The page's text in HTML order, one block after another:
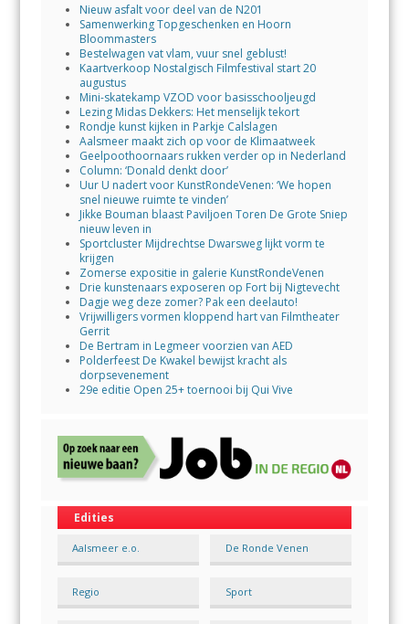
Nieuw asfalt voor deel van de N201
Samenwerking Topgeschenken en Hoorn
Bloommasters
Bestelwagen vat vlam, vuur snel geblust!
Kaartverkoop Nostalgisch Filmfestival start 20
augustus
Mini-skatekamp VZOD voor basisschooljeugd
Lezing Midas Dekkers: Het menselijk tekort
Rondje kunst kijken in Parkje Calslagen
Aalsmeer maakt zich op voor de Klimaatweek
Geelpoothoornaars rukken verder op in Nederland
Column: ‘Donald denkt door’
Uur U nadert voor KunstRondeVenen: ‘We hopen
snel nieuwe ruimte te vinden’
Jikke Bouman blaast Paviljoen Toren De Grote Sniep
nieuw leven in
Sportcluster Mijdrechtse Dwarsweg lijkt vorm te
krijgen
Zomerse expositie in galerie KunstRondeVenen
Drie kunstenaars exposeren op Fort bij Nigtevecht
Dagje weg deze zomer? Pak een deelauto!
Vrijwilligers vormen kloppend hart van Filmtheater
Gerrit
De Bertram in Legmeer voorzien van AED
Polderfeest De Kwakel bewijst kracht als
dorpsevenement
29e editie Open 25+ toernooi bij Qui Vive
Edities
Aalsmeer e.o. De Ronde Venen
Regio Sport